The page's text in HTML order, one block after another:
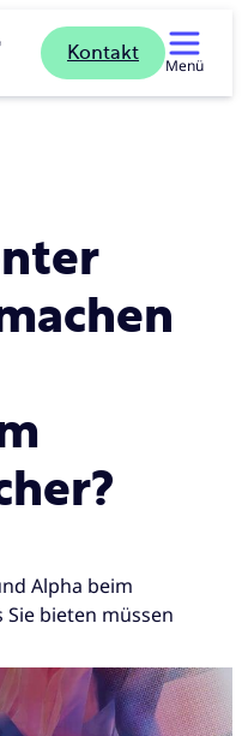
Kontakt
Menü
Alpha beim
bieten müssen